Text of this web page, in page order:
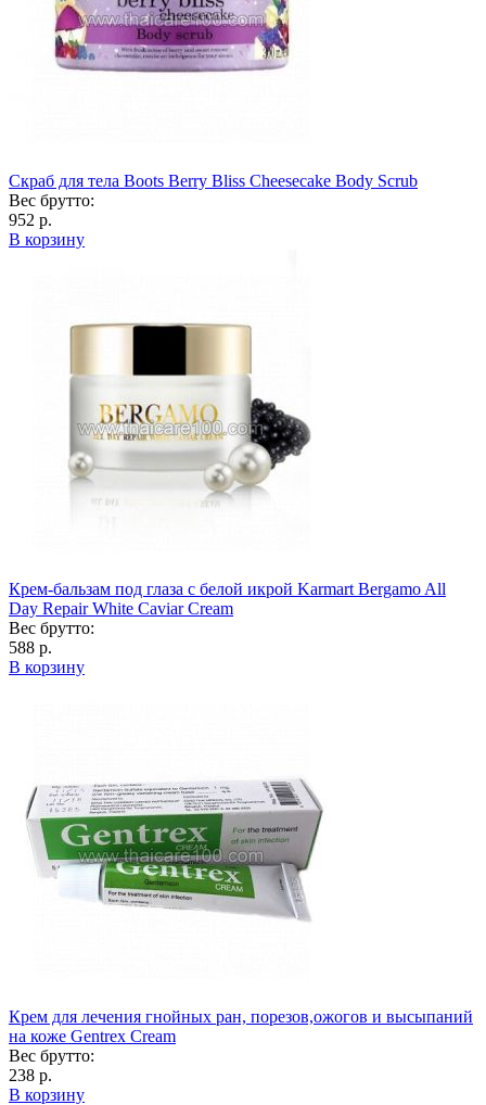
Скраб для тела Boots Berry Bliss Cheesecake Body Scrub
Вес брутто:
952 р.
В корзину
Крем-бальзам под глаза с белой икрой Karmart Bergamo All
Day Repair White Caviar Cream
Вес брутто:
588 р.
В корзину
Крем для лечения гнойных ран, порезов,ожогов и высыпаний
на коже Gentrex Cream
Вес брутто:
238 р.
В корзину